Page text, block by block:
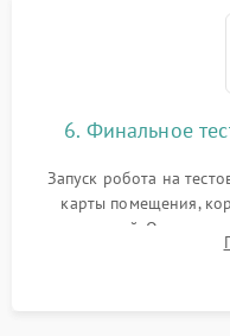
6. Финальное
Запуск робота на
карты помещения,
препятствий. Оценка
Тестирование